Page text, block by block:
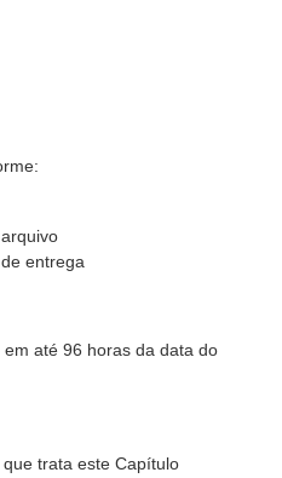
entrega
até 96 horas da data do
trata este Capítulo